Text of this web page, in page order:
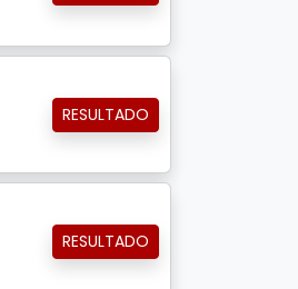
RESULTADO
RESULTADO